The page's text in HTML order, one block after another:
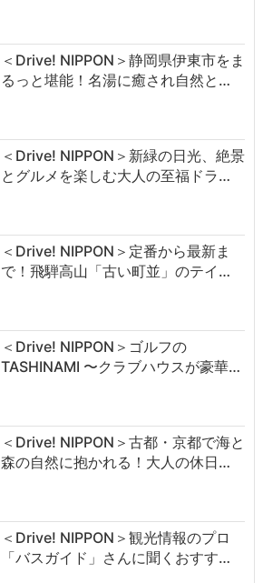
＜Drive! NIPPON＞静岡県伊東市をま
るっと堪能！名湯に癒され自然と…
＜Drive! NIPPON＞新緑の日光、絶景
とグルメを楽しむ大人の至福ドラ…
＜Drive! NIPPON＞定番から最新ま
で！飛騨高山「古い町並」のテイ…
＜Drive! NIPPON＞ゴルフの
TASHINAMI 〜クラブハウスが豪華…
＜Drive! NIPPON＞古都・京都で海と
森の自然に抱かれる！大人の休日…
＜Drive! NIPPON＞観光情報のプロ
「バスガイド」さんに聞くおすす…